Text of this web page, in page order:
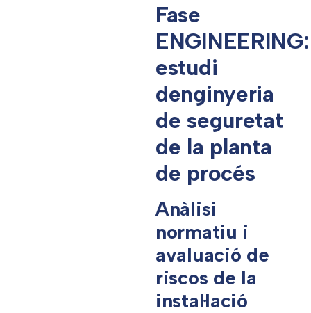
Fase
ENGINEERING:
estudi
denginyeria
de seguretat
de la planta
de procés
Anàlisi
normatiu i
avaluació de
riscos de la
instal·lació